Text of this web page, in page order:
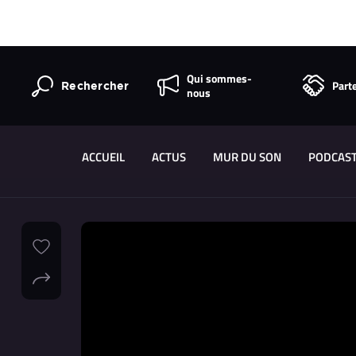
Rechercher
Qui sommes-
nous
ACCUEIL ACTUS MUR DU SON